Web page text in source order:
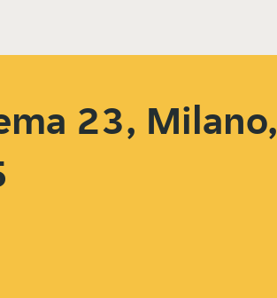
23, Milano,